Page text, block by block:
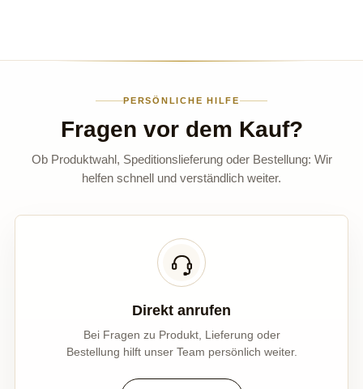
PERSÖNLICHE HILFE
Fragen vor dem Kauf?
Ob Produktwahl, Speditionslieferung oder Bestellung: Wir
helfen schnell und verständlich weiter.
Direkt anrufen
Bei Fragen zu Produkt, Lieferung oder
Bestellung hilft unser Team persönlich weiter.